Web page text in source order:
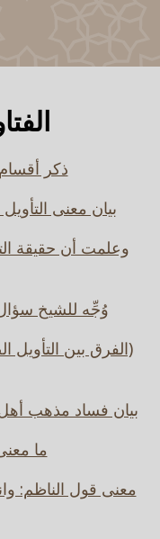
ذكر
بيان معنى
وعلمت أن حقيقة
وُجِّه للشيخ سؤال
(الفرق بين التأويل
بيان فساد مذهب أهل
ما
معنى قول الناظم: